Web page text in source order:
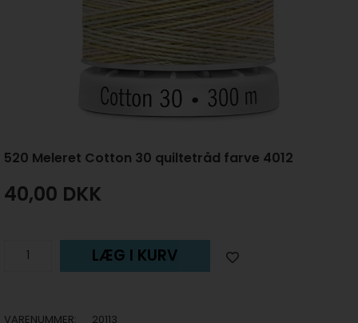
520 Meleret Cotton 30 quiltetråd farve 4012
40,00 DKK
LÆG I KURV
VARENUMMER:
20113